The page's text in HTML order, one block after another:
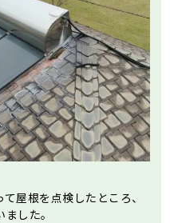
屋根を点検したところ、
した。